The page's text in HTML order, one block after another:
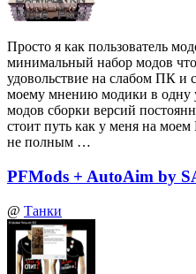
Просто я как пользователь
минимальный набор модов
удовольствие на слабом ПК и
моему мнению модики в одну
модов сборки версий
стоит путь как у меня на
не полным …
PFMods + AutoAim by
@ Танки